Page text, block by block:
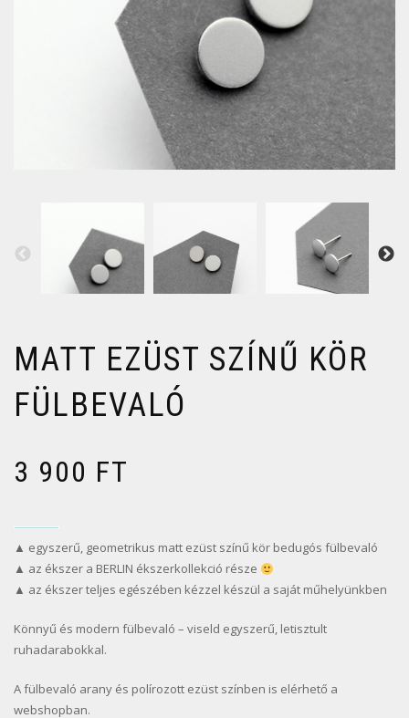
MATT EZÜST SZÍNŰ KÖR
FÜLBEVALÓ
3 900 FT
▲ egyszerű, geometrikus matt ezüst színű kör bedugós fülbevaló
▲ az ékszer a BERLIN ékszerkollekció része
▲ az ékszer teljes egészében kézzel készül a saját műhelyünkben
Könnyű és modern fülbevaló – viseld egyszerű, letisztult
ruhadarabokkal.
A fülbevaló arany és polírozott ezüst színben is elérhető a
webshopban.